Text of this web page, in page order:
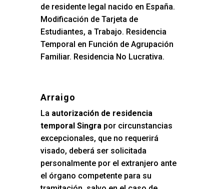
de residente legal nacido en España.
Modificación de Tarjeta de
Estudiantes, a Trabajo. Residencia
Temporal en Función de Agrupación
Familiar. Residencia No Lucrativa.
Arraigo
La autorización de residencia
temporal Singrapor circunstancias
excepcionales, que no requerirá
visado, deberá ser solicitada
personalmente por el extranjero ante
el órgano competente para su